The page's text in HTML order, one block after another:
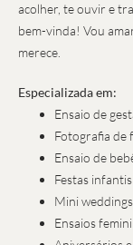
acolher, te ouvir e
bem-vinda! Vou
merece.
Especializada em:
Ensaio de
Fotografia de
Ensaio de
Festas
Mini
Ensaios